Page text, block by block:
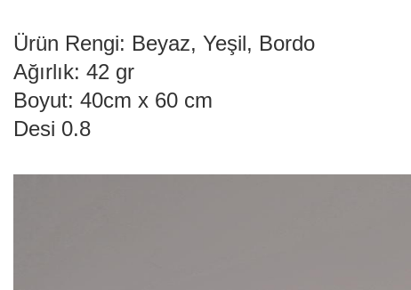
Ürün Rengi: Beyaz, Yeşil, Bordo
Ağırlık: 42 gr
Boyut: 40cm x 60 cm
Desi 0.8